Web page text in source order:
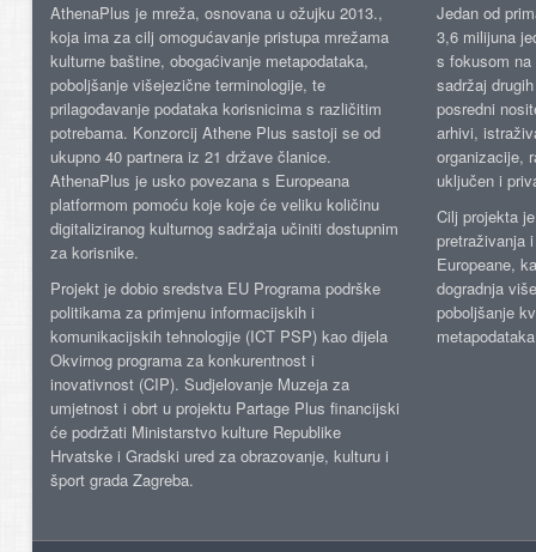
AthenaPlus je mreža, osnovana u ožujku 2013.,
koja ima za cilj omogućavanje pristupa mrežama
kulturne baštine, obogaćivanje metapodataka,
poboljšanje višejezične terminologije, te
prilagođavanje podataka korisnicima s različitim
potrebama. Konzorcij Athene Plus sastoji se od
ukupno 40 partnera iz 21 države članice.
AthenaPlus je usko povezana s Europeana
platformom pomoću koje koje će veliku količinu
digitaliziranog kulturnog sadržaja učiniti dostupnim
za korisnike.
Projekt je dobio sredstva EU Programa podrške
politikama za primjenu informacijskih i
komunikacijskih tehnologije (ICT PSP) kao dijela
Okvirnog programa za konkurentnost i
inovativnost (CIP). Sudjelovanje Muzeja za
umjetnost i obrt u projektu Partage Plus financijski
će podržati Ministarstvo kulture Republike
Hrvatske i Gradski ured za obrazovanje, kulturu i
šport grada Zagreba.
Jedan od
3,6 milijuna
s fokusom
sadržaj
posredni
arhivi,
organizacije,
uključen i
Cilj projekta
pretraživanja
Europeane,
dogradnja
poboljšanje